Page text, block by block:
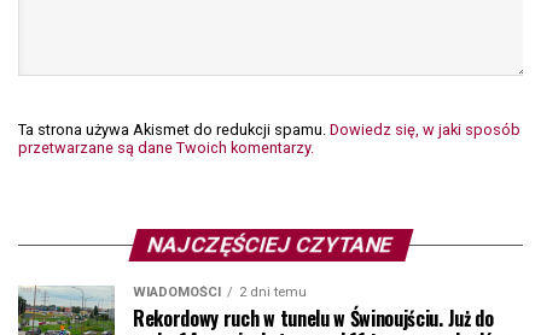
Ta strona używa Akismet do redukcji spamu. Dowiedz się, w jaki sposób
przetwarzane są dane Twoich komentarzy.
NAJCZĘŚCIEJ CZYTANE
WIADOMOŚCI 2 dni temu
Rekordowy ruch w tunelu w Świnoujściu. Już do